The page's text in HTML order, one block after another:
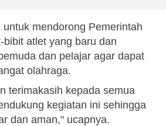
mendorong Pemerintah
atlet yang baru dan
dan pelajar agar dapat
olahraga.
terimakasih kepada semua
kegiatan ini sehingga
dan aman," ucapnya.